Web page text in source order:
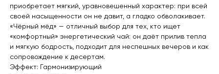
приобретает мягкий, уравновешенный характер: при всей
своей насыщенности он не давит, а гладко обволакивает.
«Чёрный мёд» — отличный выбор для тех, кто ищет
«комфортный» энергетический чай: он даёт прилив тепла
и мягкую бодрость, подходит для неспешных вечеров и как
сопровождение к десертам.
Эффект: Гармонизирующий